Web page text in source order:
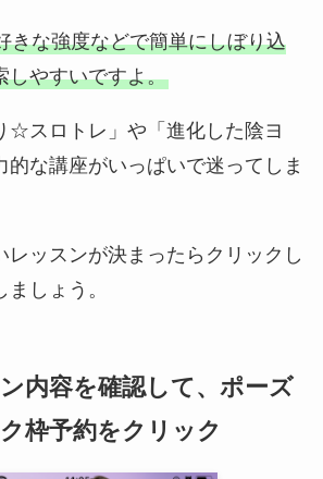
きな強度などで簡単にしぼり込
しやすいですよ。
☆スロトレ」や「進化した陰ヨ
的な講座がいっぱいで迷ってしま
レッスンが決まったらクリックし
しょう。
内容を確認して、ポーズ
枠予約をクリック